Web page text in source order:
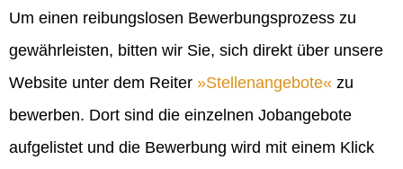
Um einen reibungslosen Bewerbungsprozess zu
gewährleisten, bitten wir Sie, sich direkt über unsere
Website unter dem Reiter
Stellenangebote
zu
bewerben. Dort sind die einzelnen Jobangebote
aufgelistet und die Bewerbung wird mit einem Klick